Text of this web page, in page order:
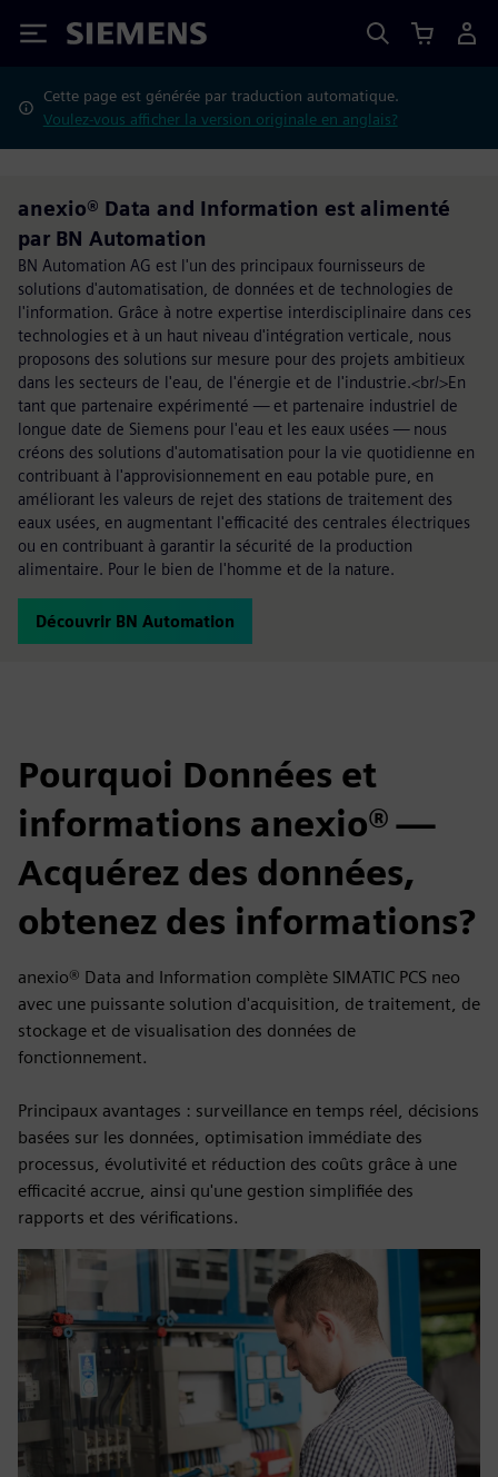
Siemens
Cette page est générée par traduction automatique.
Voulez-vous afficher la version originale en anglais?
anexio® Data and Information est alimenté
par BN Automation
BN Automation AG est l'un des principaux fournisseurs de
solutions d'automatisation, de données et de technologies de
l'information. Grâce à notre expertise interdisciplinaire dans ces
technologies et à un haut niveau d'intégration verticale, nous
proposons des solutions sur mesure pour des projets ambitieux
dans les secteurs de l'eau, de l'énergie et de l'industrie.<br/>En
tant que partenaire expérimenté — et partenaire industriel de
longue date de Siemens pour l'eau et les eaux usées — nous
créons des solutions d'automatisation pour la vie quotidienne en
contribuant à l'approvisionnement en eau potable pure, en
améliorant les valeurs de rejet des stations de traitement des
eaux usées, en augmentant l'efficacité des centrales électriques
ou en contribuant à garantir la sécurité de la production
alimentaire. Pour le bien de l'homme et de la nature.
Découvrir BN Automation
Pourquoi Données et
informations anexio® —
Acquérez des données,
obtenez des informations?
anexio® Data and Information complète SIMATIC PCS neo
avec une puissante solution d'acquisition, de traitement, de
stockage et de visualisation des données de
fonctionnement.
Principaux avantages : surveillance en temps réel, décisions
basées sur les données, optimisation immédiate des
processus, évolutivité et réduction des coûts grâce à une
efficacité accrue, ainsi qu'une gestion simplifiée des
rapports et des vérifications.